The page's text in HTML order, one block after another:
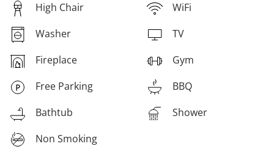
High Chair
WiFi
Washer
TV
Fireplace
Gym
Free Parking
BBQ
Bathtub
Shower
Non Smoking